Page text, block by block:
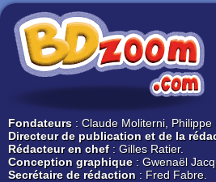
Fondateurs : Claude Moliterni, Philippe
Directeur de publication et de la
Rédacteur en chef: Gilles Ratier.
Conception graphique: Gwenaël
Secrétaire de rédaction : Fred Fabre.